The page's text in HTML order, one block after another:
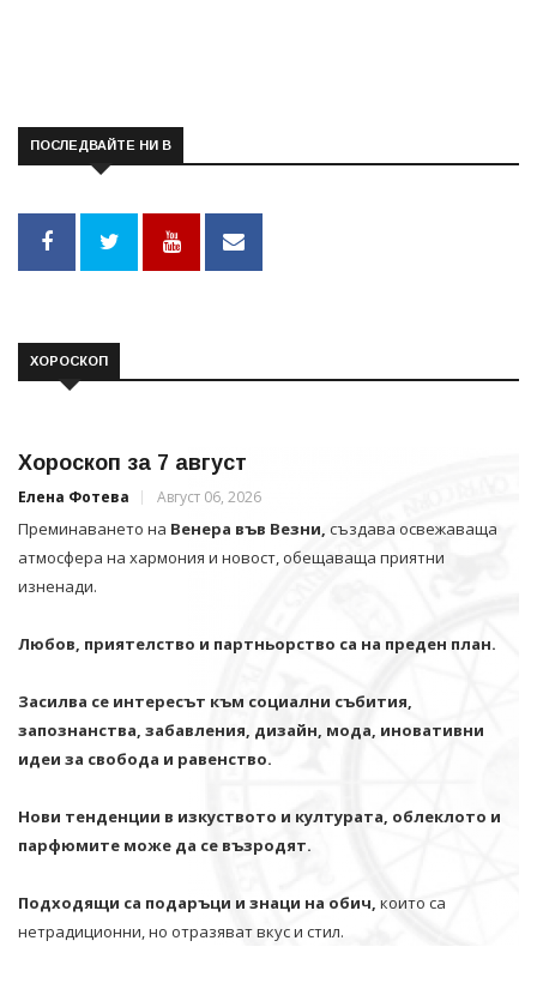
ПОСЛЕДВАЙТЕ НИ В
ХОРОСКОП
Хороскоп за 7 август
Елена Фотева Август 06, 2026
Преминаването на Венера във Везни, създава освежаваща
атмосфера на хармония и новост, обещаваща приятни
изненади.
Любов, приятелство и партньорство са на преден план.
Засилва се интересът към социални събития,
запознанства, забавления, дизайн, мода, иновативни
идеи за свобода и равенство.
Нови тенденции в изкуството и културата, облеклото и
парфюмите може да се възродят.
Подходящи са подаръци и знаци на обич, които са
нетрадиционни, но отразяват вкус и стил.